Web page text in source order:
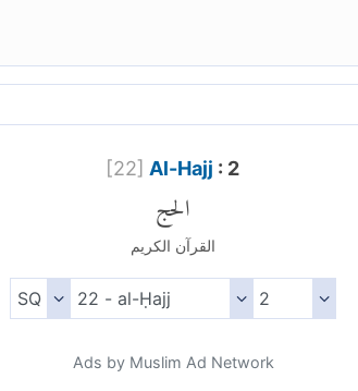
[22] Al-Hajj : 2
الحج
القرآن الكريم
Ads by Muslim Ad Network